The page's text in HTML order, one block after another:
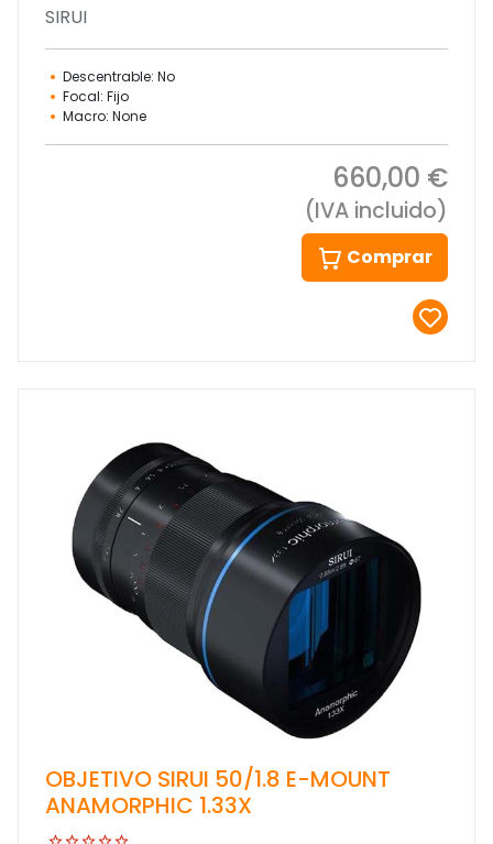
SIRUI
Descentrable: No
Focal: Fijo
Macro: None
660,00 €
(IVA incluido)
Comprar
OBJETIVO SIRUI 50/1.8 E-MOUNT
ANAMORPHIC 1.33X